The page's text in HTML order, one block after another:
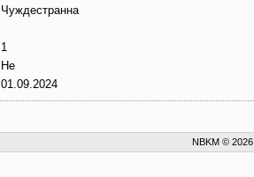
Чуждестранна
1
Не
01.09.2024
NBKM © 2026